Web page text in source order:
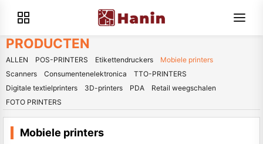
PRODUCTEN
ALLEN POS-PRINTERS Etikettendruckers
Mobiele printers
Scanners
Consumentenelektronica
TTO-PRINTERS
Digitale textielprinters
3D-printers PDA
Retail weegschalen
FOTO PRINTERS
Mobiele printers